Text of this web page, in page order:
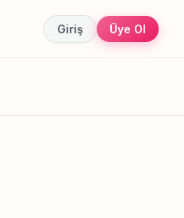
Giriş Üye Ol
Canlı sonuçlar Online randevu